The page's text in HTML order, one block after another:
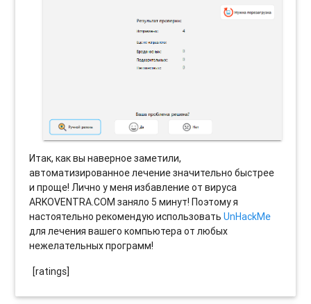
Итак, как вы наверное заметили,
автоматизированное лечение значительно быстрее
и проще! Лично у меня избавление от вируса
ARKOVENTRA.COM заняло 5 минут! Поэтому я
настоятельно рекомендую использоватьUnHackMe
для лечения вашего компьютера от любых
нежелательных программ!
[ratings]